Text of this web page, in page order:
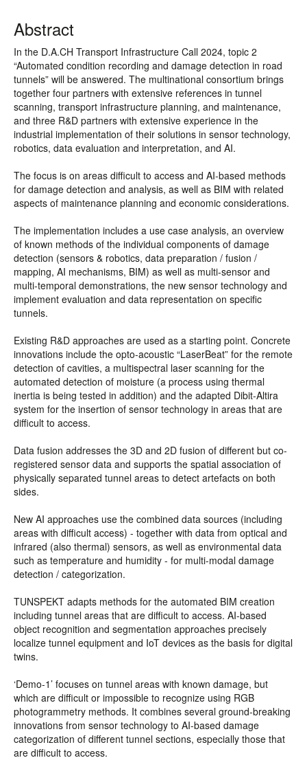
Abstract
In the D.A.CH Transport Infrastructure Call 2024, topic 2
“Automated condition recording and damage detection in road
tunnels” will be answered. The multinational consortium brings
together four partners with extensive references in tunnel
scanning, transport infrastructure planning, and maintenance,
and three R&D partners with extensive experience in the
industrial implementation of their solutions in sensor technology,
robotics, data evaluation and interpretation, and AI.
The focus is on areas difficult to access and AI-based methods
for damage detection and analysis, as well as BIM with related
aspects of maintenance planning and economic considerations.
The implementation includes a use case analysis, an overview
of known methods of the individual components of damage
detection (sensors & robotics, data preparation / fusion /
mapping, AI mechanisms, BIM) as well as multi-sensor and
multi-temporal demonstrations, the new sensor technology and
implement evaluation and data representation on specific
tunnels.
Existing R&D approaches are used as a starting point. Concrete
innovations include the opto-acoustic “LaserBeat” for the remote
detection of cavities, a multispectral laser scanning for the
automated detection of moisture (a process using thermal
inertia is being tested in addition) and the adapted Dibit-Altira
system for the insertion of sensor technology in areas that are
difficult to access.
Data fusion addresses the 3D and 2D fusion of different but co-
registered sensor data and supports the spatial association of
physically separated tunnel areas to detect artefacts on both
sides.
New AI approaches use the combined data sources (including
areas with difficult access) - together with data from optical and
infrared (also thermal) sensors, as well as environmental data
such as temperature and humidity - for multi-modal damage
detection / categorization.
TUNSPEKT adapts methods for the automated BIM creation
including tunnel areas that are difficult to access. AI-based
object recognition and segmentation approaches precisely
localize tunnel equipment and IoT devices as the basis for digital
twins.
‘Demo-1’ focuses on tunnel areas with known damage, but
which are difficult or impossible to recognize using RGB
photogrammetry methods. It combines several ground-breaking
innovations from sensor technology to AI-based damage
categorization of different tunnel sections, especially those that
are difficult to access.